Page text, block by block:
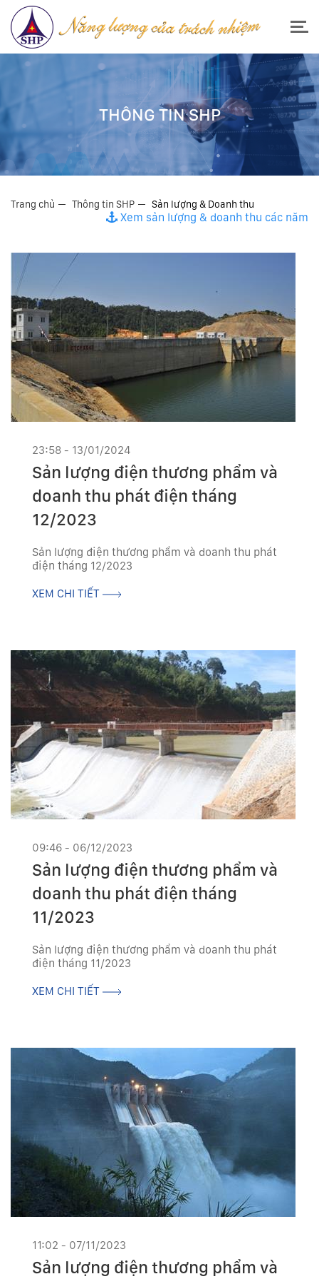
THÔNG TIN SHP
Trang chủ Thông tin SHP Sản lượng & Doanh thu
Xem sản lượng & doanh thu các năm
23:58 - 13/01/2024
Sản lượng điện thương phẩm và
doanh thu phát điện tháng
12/2023
Sản lượng điện thương phẩm và doanh thu phát
điện tháng 12/2023
XEM CHI TIẾT
09:46 - 06/12/2023
Sản lượng điện thương phẩm và
doanh thu phát điện tháng
11/2023
Sản lượng điện thương phẩm và doanh thu phát
điện tháng 11/2023
XEM CHI TIẾT
11:02 - 07/11/2023
Sản lượng điện thương phẩm và